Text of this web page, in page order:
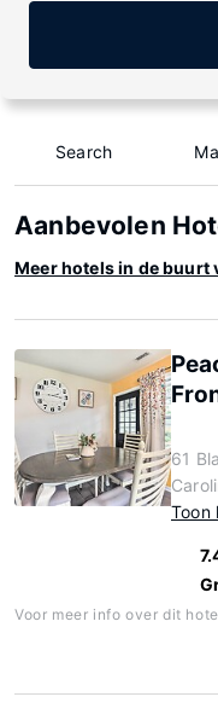
Search
Aanbevolen
Meer hotels in de buurt
61
Toon
Voor meer info over dit